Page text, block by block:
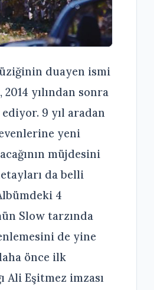
duayen ismi
2014 yılından sonra
9 yıl aradan
yeni
müjdesini
da belli
4
Slow tarzında
de yine
önce ilk
Eşitmez imzası